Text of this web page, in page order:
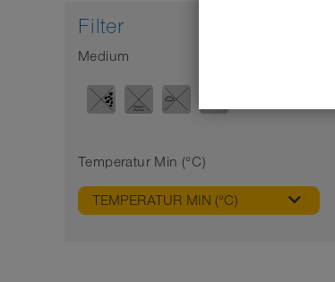
Filter
Medium
Temperatur Min (°C)
TEMPERATUR MIN (°C)